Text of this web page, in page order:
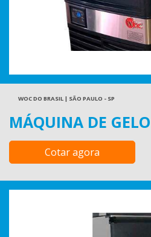
WOC DO BRASIL | SÃO PAULO - SP
MÁQUINA DE
Cotar agora